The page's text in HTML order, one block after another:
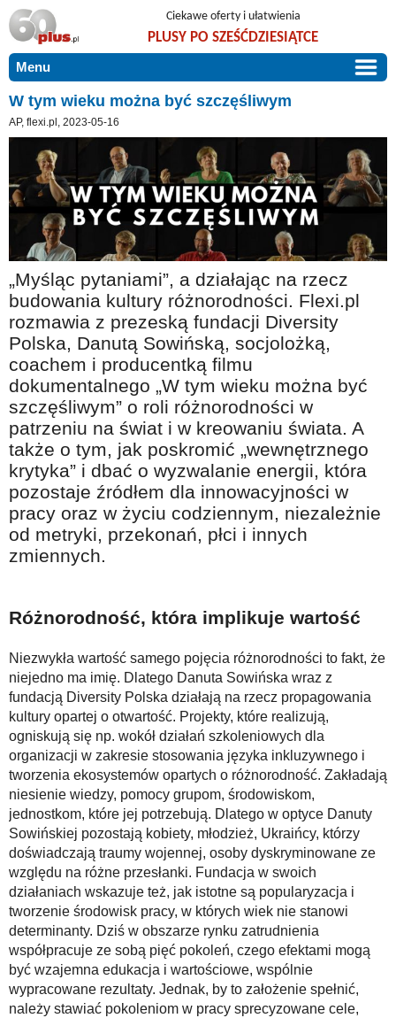
Ciekawe oferty i ułatwienia
PLUSY PO SZEŚĆDZIESIĄTCE
Menu
START
PROMOCJE
ARTYKUŁY
Szczególnie polecamy
Użyteczne porady
Szlachetne zdrowie
Mieszkaj wygodnie i bez barier
Warto wiedzieć!
Podróże i wypoczynek
Taniej, okazyjnie, specjalnie dla 60plus
Na wesoło
Hobby i pasje
Żyj aktywnie
60plus - najcenniejsi klienci
Dobra opieka
Warto naśladować
Smacznie i zdrowo
O finansach i społeczeństwie - edukacja nie tylko dla 60plus
Ciekawe książki
Stop samotności
Z internetem za pan brat
Bezpiecznie i w zgodzie z prawem
DLA BLISKICH
ZGŁOŚ OFERTĘ
O NAS
KONTAKT
W tym wieku można być szczęśliwym
AP, flexi.pl, 2023-05-16
„Myśląc pytaniami”, a działając na rzecz
budowania kultury różnorodności. Flexi.pl
rozmawia z prezeską fundacji Diversity
Polska, Danutą Sowińską, socjolożką,
coachem i producentką filmu
dokumentalnego „W tym wieku można być
szczęśliwym” o roli różnorodności w
patrzeniu na świat i w kreowaniu świata. A
także o tym, jak poskromić „wewnętrznego
krytyka” i dbać o wyzwalanie energii, która
pozostaje źródłem dla innowacyjności w
pracy oraz w życiu codziennym, niezależnie
od metryki, przekonań, płci i innych
zmiennych.
Różnorodność, która implikuje wartość
Niezwykła wartość samego pojęcia różnorodności to fakt, że
niejedno ma imię. Dlatego Danuta Sowińska wraz z
fundacją Diversity Polska działają na rzecz propagowania
kultury opartej o otwartość. Projekty, które realizują,
ogniskują się np. wokół działań szkoleniowych dla
organizacji w zakresie stosowania języka inkluzywnego i
tworzenia ekosystemów opartych o różnorodność. Zakładają
niesienie wiedzy, pomocy grupom, środowiskom,
jednostkom, które jej potrzebują. Dlatego w optyce Danuty
Sowińskiej pozostają kobiety, młodzież, Ukraińcy, którzy
doświadczają traumy wojennej, osoby dyskryminowane ze
względu na różne przesłanki. Fundacja w swoich
działaniach wskazuje też, jak istotne są popularyzacja i
tworzenie środowisk pracy, w których wiek nie stanowi
determinanty. Dziś w obszarze rynku zatrudnienia
współpracuje ze sobą pięć pokoleń, czego efektami mogą
być wzajemna edukacja i wartościowe, wspólnie
wypracowane rezultaty. Jednak, by to założenie spełnić,
należy stawiać pokoleniom w pracy sprecyzowane cele,